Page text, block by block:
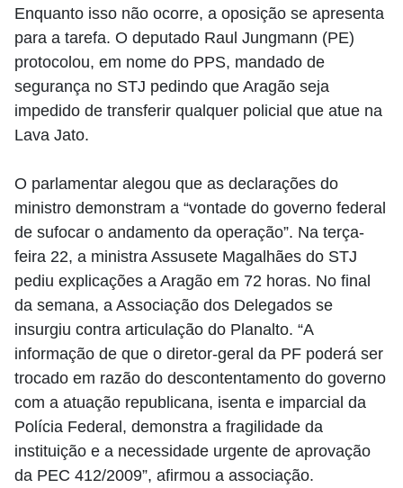
Enquanto isso não ocorre, a oposição se apresenta
para a tarefa. O deputado Raul Jungmann (PE)
protocolou, em nome do PPS, mandado de
segurança no STJ pedindo que Aragão seja
impedido de transferir qualquer policial que atue na
Lava Jato.
O parlamentar alegou que as declarações do
ministro demonstram a “vontade do governo federal
de sufocar o andamento da operação”. Na terça-
feira 22, a ministra Assusete Magalhães do STJ
pediu explicações a Aragão em 72 horas. No final
da semana, a Associação dos Delegados se
insurgiu contra articulação do Planalto. “A
informação de que o diretor-geral da PF poderá ser
trocado em razão do descontentamento do governo
com a atuação republicana, isenta e imparcial da
Polícia Federal, demonstra a fragilidade da
instituição e a necessidade urgente de aprovação
da PEC 412/2009”, afirmou a associação.